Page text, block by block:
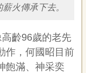
火傳承下去。
高齡96歲的老先
作，何國昭目前
飽滿、神采奕